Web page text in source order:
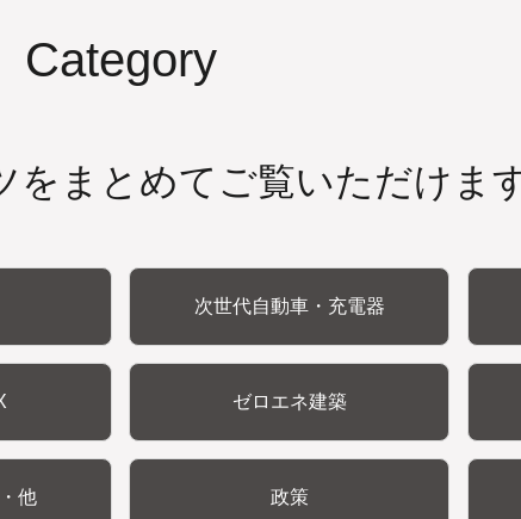
Category
をまとめてご覧いただけま
次世代自動車・充電器
ゼロエネ建築
他 政策